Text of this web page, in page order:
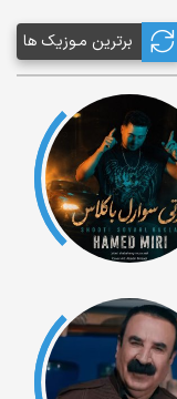
برترین مـوزیک ها